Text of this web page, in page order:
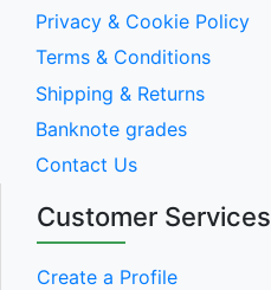
Privacy & Cookie Policy
Terms & Conditions
Shipping & Returns
Banknote grades
Contact Us
Customer Services
Create a Profile